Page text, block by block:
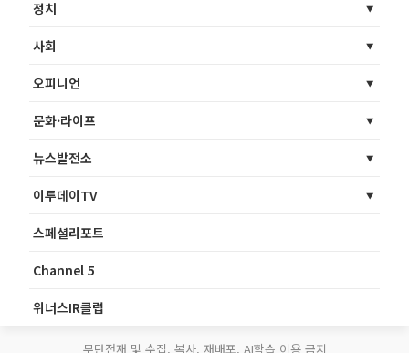
정치
사회
오피니언
문화·라이프
뉴스발전소
이투데이TV
스페셜리포트
Channel 5
위너스IR클럽
무단전재 및 수집, 복사, 재배포, AI학습 이용 금지